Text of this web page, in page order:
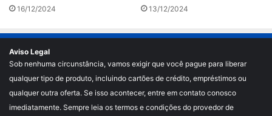
16/12/2024 13/12/2024
Aviso Legal
Sob nenhuma circunstância, vamos exigir que você pague para liberar
qualquer tipo de produto, incluindo cartões de crédito, empréstimos ou
qualquer outra oferta. Se isso acontecer, entre em contato conosco
imediatamente. Sempre leia os termos e condições do provedor de